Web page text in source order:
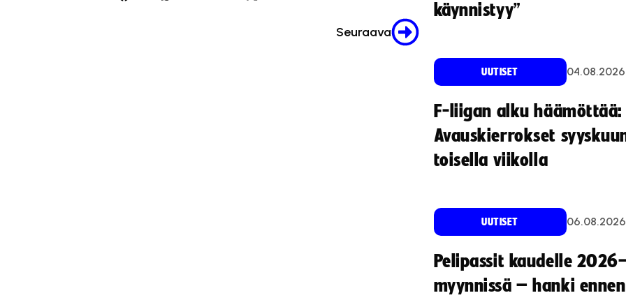
Seuraava
käynnistyy”
UUTISET 04.08.2026
F-liigan alku häämöttää:
Avauskierrokset
toisella viikolla
UUTISET 06.08.2026
Pelipassit kaudelle
myynnissä – hanki ennen